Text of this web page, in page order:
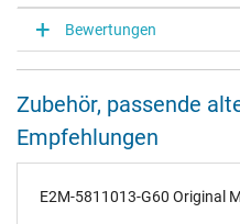
Bewertungen
Zubehör, passende
Empfehlungen
E2M-5811013-G60 Original